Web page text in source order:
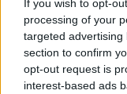
If you wish to opt-
processing of your
targeted
section to confirm
opt-out request is
interest-based ads
spelers
De eerste
Gloukh